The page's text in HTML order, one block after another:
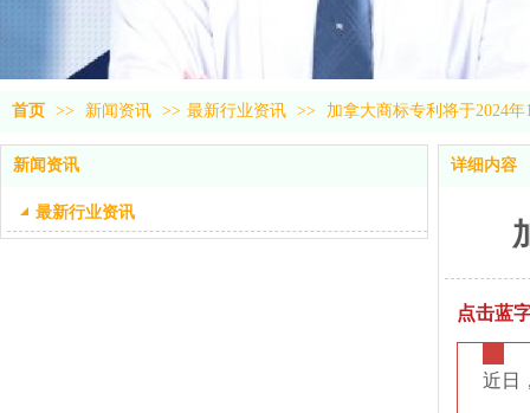
首页 >> 新闻资讯 >> 最新行业资讯 >> 加拿大商标专利将于2024
新闻资讯
最新行业资讯
详细内容
点击蓝
近日